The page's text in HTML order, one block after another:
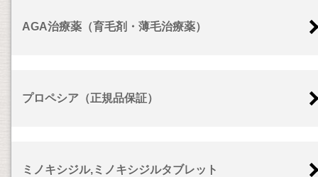
AGA治療薬（育毛剤・薄毛治療薬）
プロペシア（正規品保証）
ミノキシジル,ミノキシジルタブレット